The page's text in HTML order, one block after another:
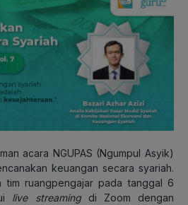
acara NGUPAS (Ngumpul Asyik)
keuangan secara syariah.
tim ruangpengajar pada tanggal 6
live streamingdi Zoom dengan